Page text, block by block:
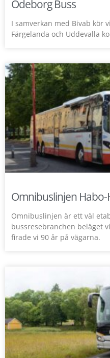
Ödeborg Buss
I samverkan med Bivab kör
Färgelanda och Uddevalla
Omnibuslinjen Habo-
Omnibuslinjen är ett väl
bussresebranchen beläget
firade vi 90 år på vägarna.